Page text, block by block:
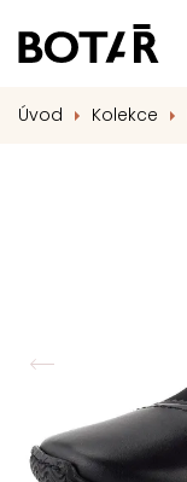
Úvod Kolekce